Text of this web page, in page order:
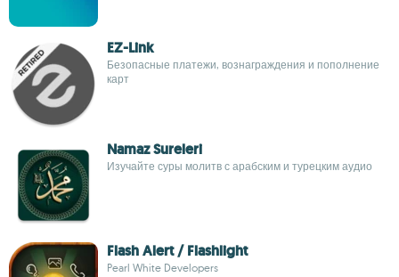
EZ-Link
Безопасные платежи, вознаграждения и пополнение
карт
Namaz Sureleri
Изучайте суры молитв с арабским и турецким аудио
Flash Alert / Flashlight
Pearl White Developers